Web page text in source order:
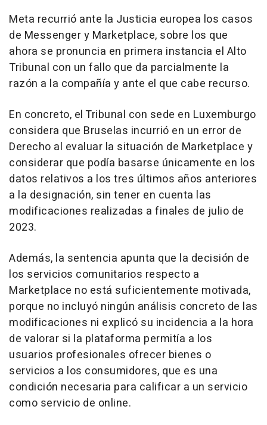
Meta recurrió ante la Justicia europea los casos
de Messenger y Marketplace, sobre los que
ahora se pronuncia en primera instancia el Alto
Tribunal con un fallo que da parcialmente la
razón a la compañía y ante el que cabe recurso.
En concreto, el Tribunal con sede en Luxemburgo
considera que Bruselas incurrió en un error de
Derecho al evaluar la situación de Marketplace y
considerar que podía basarse únicamente en los
datos relativos a los tres últimos años anteriores
a la designación, sin tener en cuenta las
modificaciones realizadas a finales de julio de
2023.
Además, la sentencia apunta que la decisión de
los servicios comunitarios respecto a
Marketplace no está suficientemente motivada,
porque no incluyó ningún análisis concreto de las
modificaciones ni explicó su incidencia a la hora
de valorar si la plataforma permitía a los
usuarios profesionales ofrecer bienes o
servicios a los consumidores, que es una
condición necesaria para calificar a un servicio
como servicio de online.